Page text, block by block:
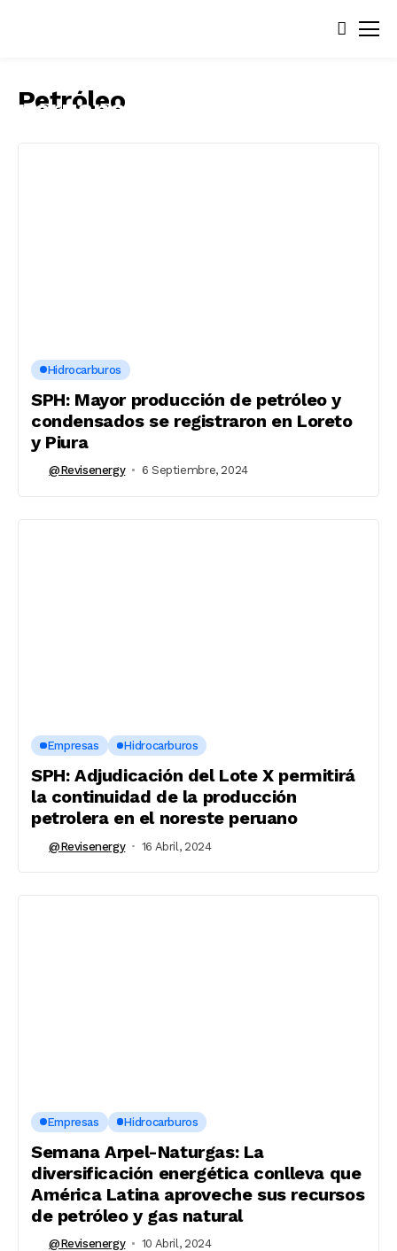
Petróleo
Hidrocarburos
SPH: Mayor producción de petróleo y
condensados se registraron en Loreto
y Piura
@revisenergy 6 Septiembre, 2024
Empresas Hidrocarburos
SPH: Adjudicación del Lote X permitirá
la continuidad de la producción
petrolera en el noreste peruano
@revisenergy 16 Abril, 2024
Empresas Hidrocarburos
Semana Arpel-Naturgas: La
diversificación energética conlleva que
América Latina aproveche sus recursos
de petróleo y gas natural
@revisenergy 10 Abril, 2024